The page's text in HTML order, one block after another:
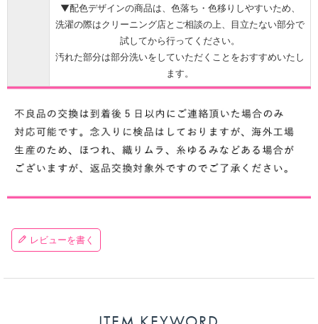
▼配色デザインの商品は、色落ち・色移りしやすいため、
洗濯の際はクリーニング店とご相談の上、目立たない部分で
試してから行ってください。
汚れた部分は部分洗いをしていただくことをおすすめいたし
ます。
レビューを書く